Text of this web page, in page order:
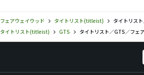
フェアウェイウッド タイトリスト(titleist)
タイトリス
タイトリスト(titleist) GTS タイトリスト／GTS／フェ